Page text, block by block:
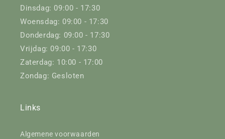
Dinsdag: 09:00 - 17:30
Woensdag: 09:00 - 17:30
Donderdag: 09:00 - 17:30
Vrijdag: 09:00 - 17:30
Zaterdag: 10:00 - 17:00
Zondag: Gesloten
Links
Algemene voorwaarden